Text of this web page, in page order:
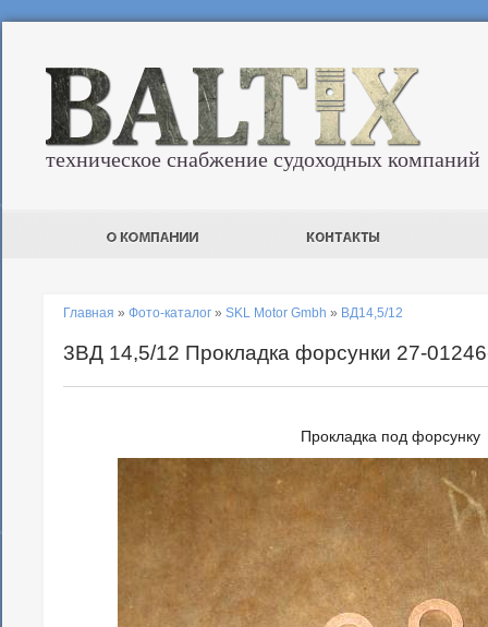
техническое снабжение судоходных компаний
Главная » Фото-каталог » SKL Motor Gmbh » ВД14,5/12
3ВД 14,5/12 Прокладка форсунки 27-
Прокладка под форсунку